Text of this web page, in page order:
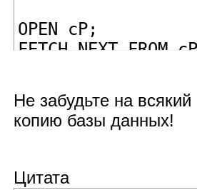
OPEN cP;
FETCH NEXT FROM
BEGIN
SET @PID =
UPDATE
WHERE GP_P_ID IN
Не забудьте на
копию базы данных!
Цитата